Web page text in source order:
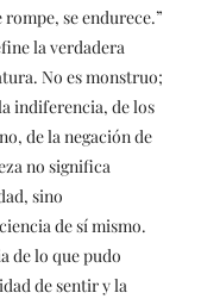
se endurece.”
la verdadera
No es monstruo;
indiferencia, de los
de la negación de
no significa
sino
de sí mismo.
de lo que pudo
de sentir y la